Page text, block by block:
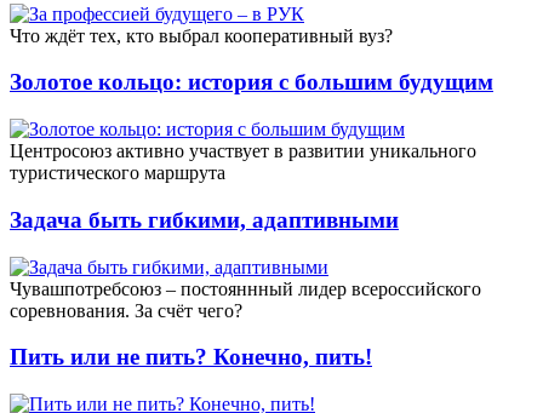
Что ждёт тех, кто выбрал кооперативный вуз?
Золотое кольцо: история с большим будущим
Центросоюз активно участвует в развитии уникального
туристического маршрута
Задача быть гибкими, адаптивными
Чувашпотребсоюз – постояннный лидер всероссийского
соревнования. За счёт чего?
Пить или не пить? Конечно, пить!